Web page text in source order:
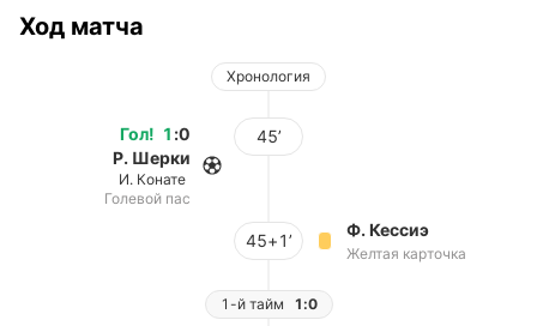
Ход матча
Хронология
Гол! 1 :0
Р. Шерки
И. Конате
Голевой пас
45’
45+1’
Ф. Кессиэ
Желтая карточка
1-й тайм 1:0